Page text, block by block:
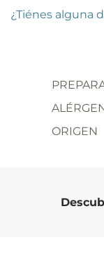
¿Tiénes alguna
ORIGEN